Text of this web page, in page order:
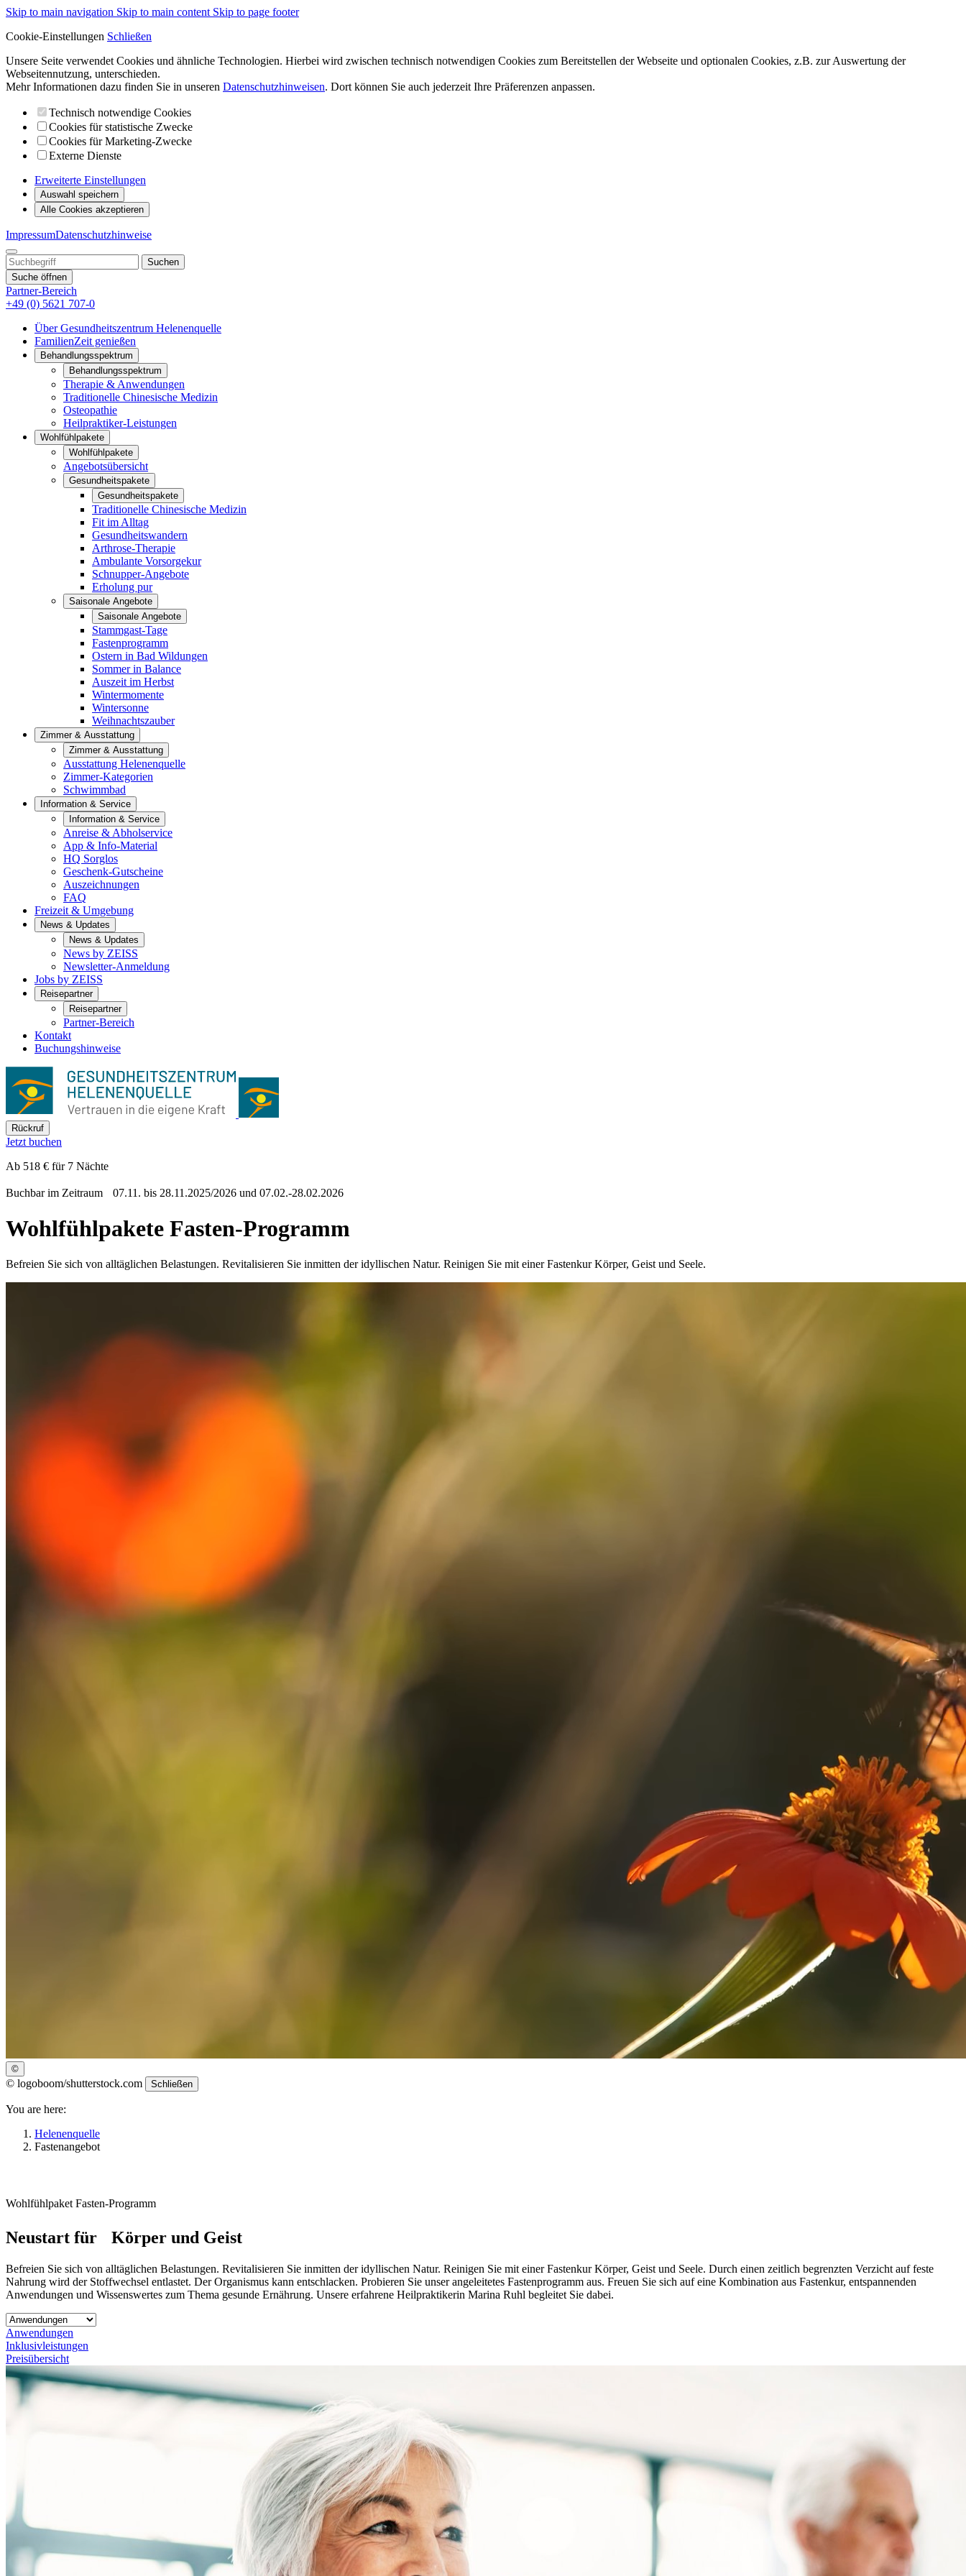
Skip to main navigation Skip to main content Skip to page footer
Cookie-Einstellungen Schließen
Unsere Seite verwendet Cookies und ähnliche Technologien. Hierbei wird zwischen technisch notwendigen Cookies zum Bereitstellen der Webseite und optionalen Cookies, z.B. zur Auswertung der
Webseitennutzung, unterschieden.
Mehr Informationen dazu finden Sie in unseren Datenschutzhinweisen. Dort können Sie auch jederzeit Ihre Präferenzen anpassen.
Technisch notwendige Cookies
Cookies für statistische Zwecke
Cookies für Marketing-Zwecke
Externe Dienste
Erweiterte Einstellungen
Auswahl speichern
Alle Cookies akzeptieren
ImpressumDatenschutzhinweise
Suche öffnen
Partner-Bereich
+49 (0) 5621 707-0
Über Gesundheitszentrum Helenenquelle
FamilienZeit genießen
Behandlungsspektrum
Behandlungsspektrum
Therapie & Anwendungen
Traditionelle Chinesische Medizin
Osteopathie
Heilpraktiker-Leistungen
Wohlfühlpakete
Wohlfühlpakete
Angebotsübersicht
Gesundheitspakete
Gesundheitspakete
Traditionelle Chinesische Medizin
Fit im Alltag
Gesundheitswandern
Arthrose-Therapie
Ambulante Vorsorgekur
Schnupper-Angebote
Erholung pur
Saisonale Angebote
Saisonale Angebote
Stammgast-Tage
Fastenprogramm
Ostern in Bad Wildungen
Sommer in Balance
Auszeit im Herbst
Wintermomente
Wintersonne
Weihnachtszauber
Zimmer & Ausstattung
Zimmer & Ausstattung
Ausstattung Helenenquelle
Zimmer-Kategorien
Schwimmbad
Information & Service
Information & Service
Anreise & Abholservice
App & Info-Material
HQ Sorglos
Geschenk-Gutscheine
Auszeichnungen
FAQ
Freizeit & Umgebung
News & Updates
News & Updates
News by ZEISS
Newsletter-Anmeldung
Jobs by ZEISS
Reisepartner
Reisepartner
Partner-Bereich
Kontakt
Buchungshinweise
Rückruf
Jetzt buchen
Ab 518 € für 7 Nächte
Buchbar im Zeitraum 07.11. bis 28.11.2025/2026 und 07.02.-28.02.2026
Wohlfühlpakete Fasten-Programm
Befreien Sie sich von alltäglichen Belastungen. Revitalisieren Sie inmitten der idyllischen Natur. Reinigen Sie mit einer Fastenkur Körper, Geist und Seele.
©
© logoboom/shutterstock.com Schließen
You are here:
Helenenquelle
Fastenangebot
Wohlfühlpaket Fasten-Programm
Neustart für Körper und Geist
Befreien Sie sich von alltäglichen Belastungen. Revitalisieren Sie inmitten der idyllischen Natur. Reinigen Sie mit einer Fastenkur Körper, Geist und Seele. Durch einen zeitlich begrenzten Verzicht auf feste
Nahrung wird der Stoffwechsel entlastet. Der Organismus kann entschlacken. Probieren Sie unser angeleitetes Fastenprogramm aus. Freuen Sie sich auf eine Kombination aus Fastenkur, entspannenden
Anwendungen und Wissenswertes zum Thema gesunde Ernährung. Unsere erfahrene Heilpraktikerin Marina Ruhl begleitet Sie dabei.
Anwendungen
Inklusivleistungen
Preisübersicht